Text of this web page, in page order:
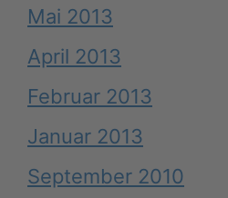
Mai 2013
April 2013
Februar 2013
Januar 2013
September 2010